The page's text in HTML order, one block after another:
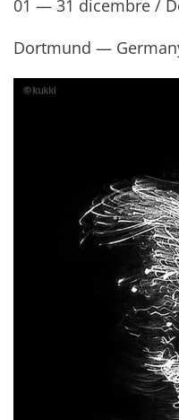
01 — 31 dicembre /
Dortmund —